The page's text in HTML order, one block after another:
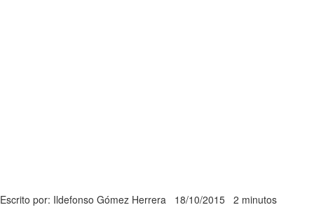
Escrito por: Ildefonso Gómez Herrera 18/10/2015 2 minutos